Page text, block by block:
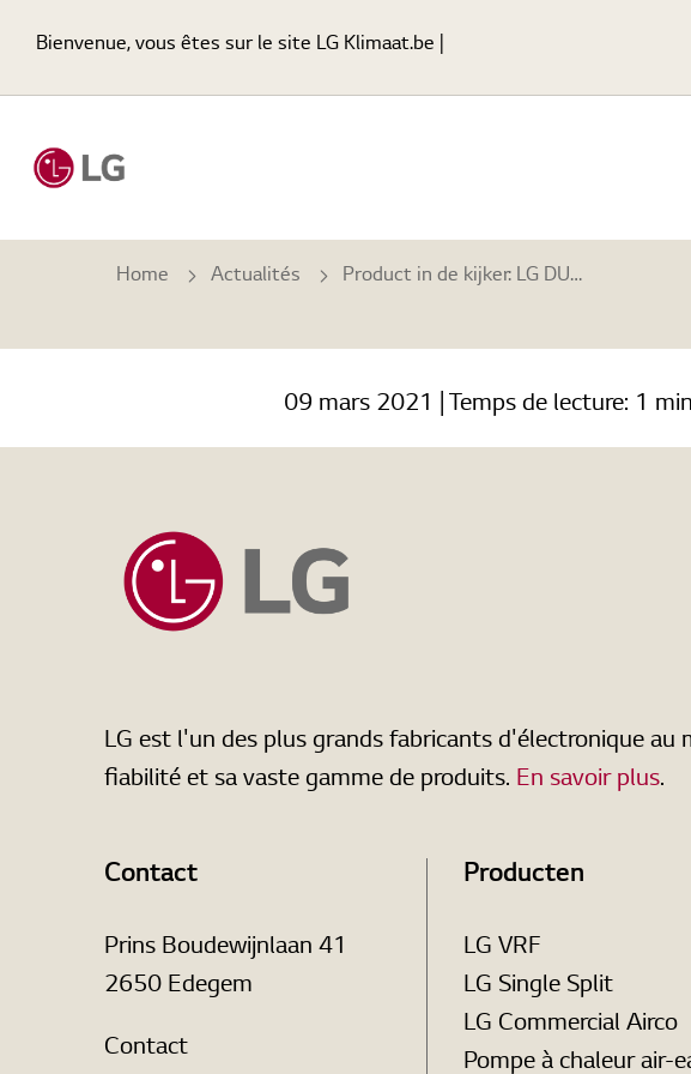
Bienvenue, vous êtes sur le site LG Klimaat.be |
Home Actualités Product in de kijker: LG DUAL Inverter warmtepompboiler
09 mars 2021 | Temps de lecture: 1
LG est l'un des plus grands fabricants d'électronique au
fiabilité et sa vaste gamme de produits. En savoir plus.
Contact
Prins Boudewijnlaan 41
2650 Edegem
Contact
Producten
LG VRF
LG Single Split
LG Commercial Airco
Pompe à chaleur air-